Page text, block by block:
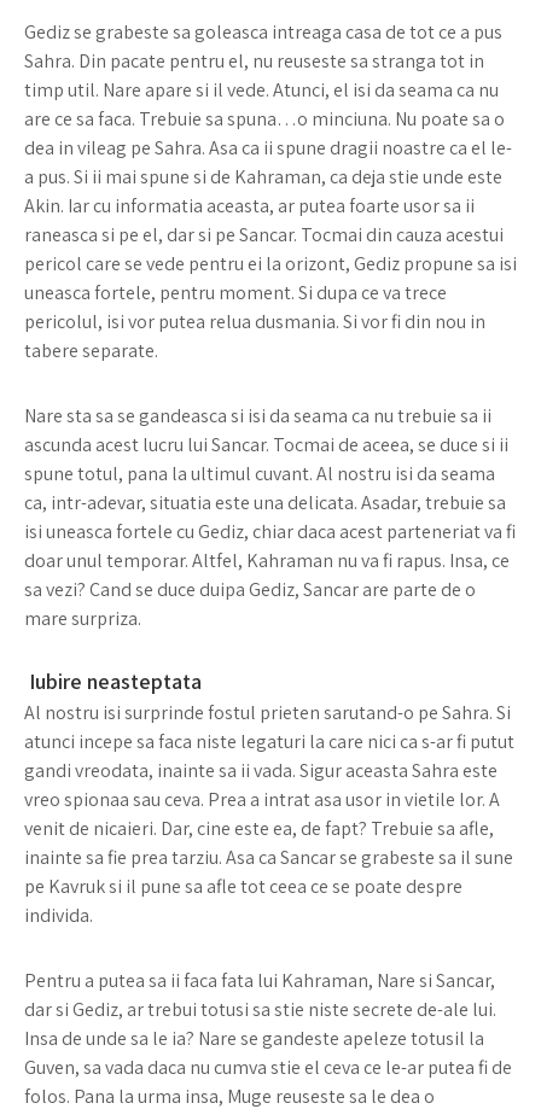
Gediz se grabeste sa goleasca intreaga casa de tot ce a pus
Sahra. Din pacate pentru el, nu reuseste sa stranga tot in
timp util. Nare apare si il vede. Atunci, el isi da seama ca nu
are ce sa faca. Trebuie sa spuna…o minciuna. Nu poate sa o
dea in vileag pe Sahra. Asa ca ii spune dragii noastre ca el le-
a pus. Si ii mai spune si de Kahraman, ca deja stie unde este
Akin. Iar cu informatia aceasta, ar putea foarte usor sa ii
raneasca si pe el, dar si pe Sancar. Tocmai din cauza acestui
pericol care se vede pentru ei la orizont, Gediz propune sa isi
uneasca fortele, pentru moment. Si dupa ce va trece
pericolul, isi vor putea relua dusmania. Si vor fi din nou in
tabere separate.
Nare sta sa se gandeasca si isi da seama ca nu trebuie sa ii
ascunda acest lucru lui Sancar. Tocmai de aceea, se duce si ii
spune totul, pana la ultimul cuvant. Al nostru isi da seama
ca, intr-adevar, situatia este una delicata. Asadar, trebuie sa
isi uneasca fortele cu Gediz, chiar daca acest parteneriat va fi
doar unul temporar. Altfel, Kahraman nu va fi rapus. Insa, ce
sa vezi? Cand se duce duipa Gediz, Sancar are parte de o
mare surpriza.
Iubire neasteptata
Al nostru isi surprinde fostul prieten sarutand-o pe Sahra. Si
atunci incepe sa faca niste legaturi la care nici ca s-ar fi putut
gandi vreodata, inainte sa ii vada. Sigur aceasta Sahra este
vreo spionaa sau ceva. Prea a intrat asa usor in vietile lor. A
venit de nicaieri. Dar, cine este ea, de fapt? Trebuie sa afle,
inainte sa fie prea tarziu. Asa ca Sancar se grabeste sa il sune
pe Kavruk si il pune sa afle tot ceea ce se poate despre
individa.
Pentru a putea sa ii faca fata lui Kahraman, Nare si Sancar,
dar si Gediz, ar trebui totusi sa stie niste secrete de-ale lui.
Insa de unde sa le ia? Nare se gandeste apeleze totusil la
Guven, sa vada daca nu cumva stie el ceva ce le-ar putea fi de
folos. Pana la urma insa, Muge reuseste sa le dea o